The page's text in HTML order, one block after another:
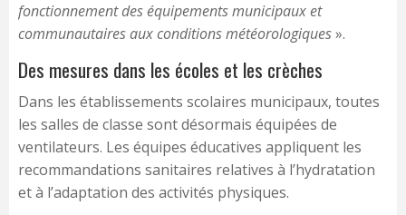
fonctionnement des équipements municipaux et
communautaires aux conditions météorologiques».
Des mesures dans les écoles et les crèches
Dans les établissements scolaires municipaux, toutes
les salles de classe sont désormais équipées de
ventilateurs. Les équipes éducatives appliquent les
recommandations sanitaires relatives à l’hydratation
et à l’adaptation des activités physiques.